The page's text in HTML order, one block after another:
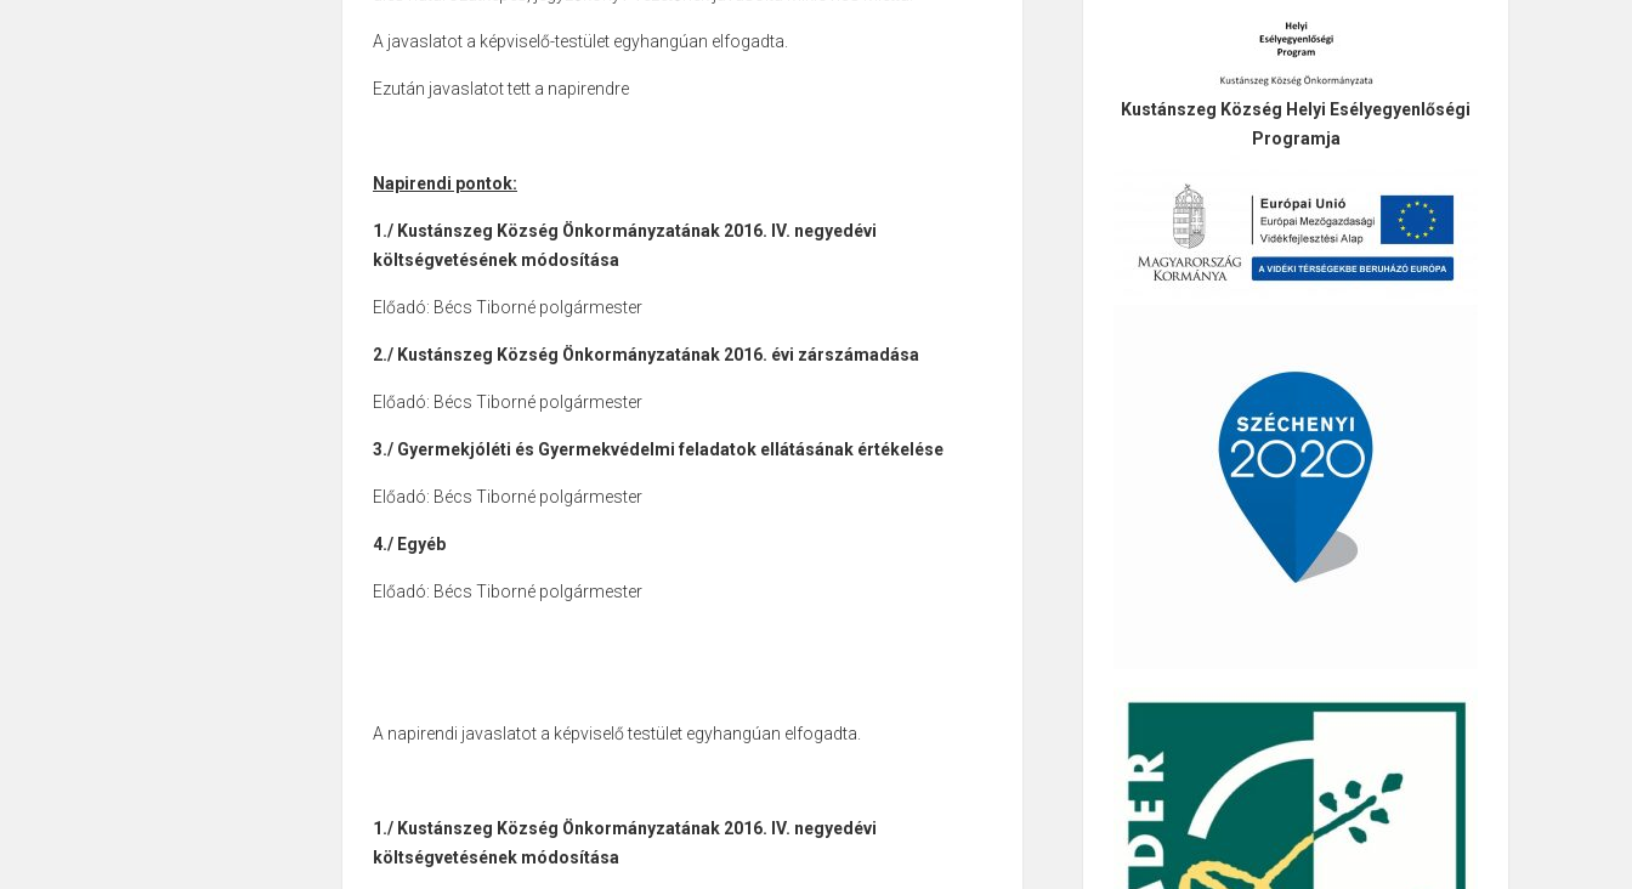
A javaslatot a képviselő-testület egyhangúan elfogadta.
Ezután javaslatot tett a napirendre
Napirendi pontok:
1./ Kustánszeg Község Önkormányzatának 2016. IV. negyedévi
költségvetésének módosítása
Előadó: Bécs Tiborné polgármester
2./ Kustánszeg Község Önkormányzatának 2016. évi zárszámadása
Előadó: Bécs Tiborné polgármester
3./ Gyermekjóléti és Gyermekvédelmi feladatok ellátásának értékelése
Előadó: Bécs Tiborné polgármester
4./ Egyéb
Előadó: Bécs Tiborné polgármester
A napirendi javaslatot a képviselő testület egyhangúan elfogadta.
1./ Kustánszeg Község Önkormányzatának 2016. IV. negyedévi
költségvetésének módosítása
Kustánszeg Község Helyi Esélyegyenlőségi
Programja